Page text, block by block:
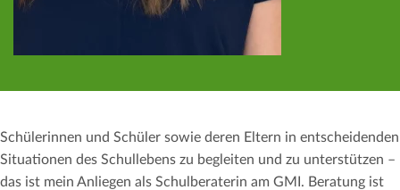
Schülerinnen und Schüler sowie deren Eltern in entscheidenden
Situationen des Schullebens zu begleiten und zu unterstützen –
das ist mein Anliegen als Schulberaterin am GMI. Beratung ist